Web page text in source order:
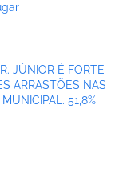
JÚNIOR É FORTE
ARRASTÕES NAS
51,8%